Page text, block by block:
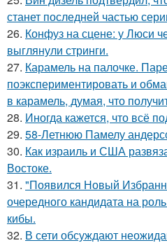
станет последней частью
26. Конфуз на сцене: у Люси
выглянули стринги.
27. Карамель на палочке.
поэкспериментировать и
в карамель, думая, что
28. Иногда кажется, что всё
29. 58-Летнюю Памелу
30. Как израиль и США
Востоке.
31. "Появился Новый
очередного кандидата на
кибы.
32. В сети обсуждают